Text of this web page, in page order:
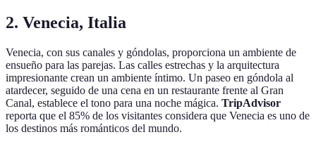
2. Venecia, Italia
Venecia, con sus canales y góndolas, proporciona un ambiente de
ensueño para las parejas. Las calles estrechas y la arquitectura
impresionante crean un ambiente íntimo. Un paseo en góndola al
atardecer, seguido de una cena en un restaurante frente al Gran
Canal, establece el tono para una noche mágica. TripAdvisor
reporta que el 85% de los visitantes considera que Venecia es uno de
los destinos más románticos del mundo.